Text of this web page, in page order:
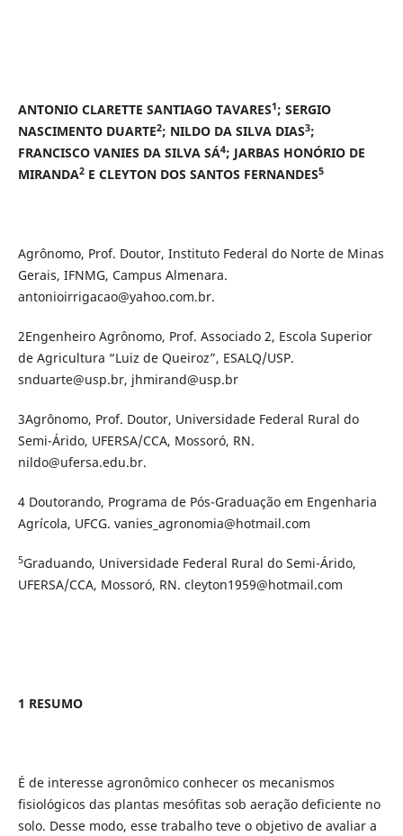
ANTONIO CLARETTE SANTIAGO TAVARES1; SERGIO
NASCIMENTO DUARTE2; NILDO DA SILVA DIAS3;
FRANCISCO VANIES DA SILVA SÁ4; JARBAS HONÓRIO DE
MIRANDA2E CLEYTON DOS SANTOS FERNANDES5
Agrônomo, Prof. Doutor, Instituto Federal do Norte de Minas
Gerais, IFNMG, Campus Almenara.
antonioirrigacao@yahoo.com.br.
2Engenheiro Agrônomo, Prof. Associado 2, Escola Superior
de Agricultura “Luiz de Queiroz”, ESALQ/USP.
snduarte@usp.br, jhmirand@usp.br
3Agrônomo, Prof. Doutor, Universidade Federal Rural do
Semi-Árido, UFERSA/CCA, Mossoró, RN.
nildo@ufersa.edu.br.
4 Doutorando, Programa de Pós-Graduação em Engenharia
Agrícola, UFCG. vanies_agronomia@hotmail.com
5Graduando, Universidade Federal Rural do Semi-Árido,
UFERSA/CCA, Mossoró, RN. cleyton1959@hotmail.com
1 RESUMO
É de interesse agronômico conhecer os mecanismos
fisiológicos das plantas mesófitas sob aeração deficiente no
solo. Desse modo, esse trabalho teve o objetivo de avaliar a